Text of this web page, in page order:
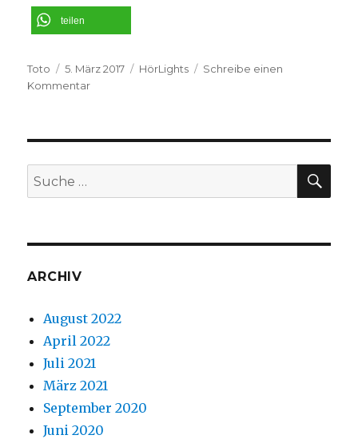
teilen
Autor
Toto
Veröffentlicht
am
5. März 2017 Kategorien
HörLights
Schreibe einen
Kommentarzu
Preis:
Radio-
Suche
nach:
ARCHIV
August 2022
April 2022
Juli 2021
März 2021
September 2020
Juni 2020